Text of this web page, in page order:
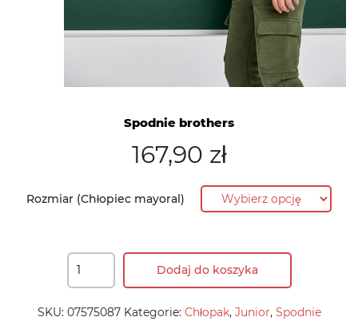
Spodnie brothers
167,90 zł
Rozmiar (Chłopiec mayoral)
Dodaj do koszyka
SKU: 07575087 Kategorie: Chłopak, Junior, Spodnie